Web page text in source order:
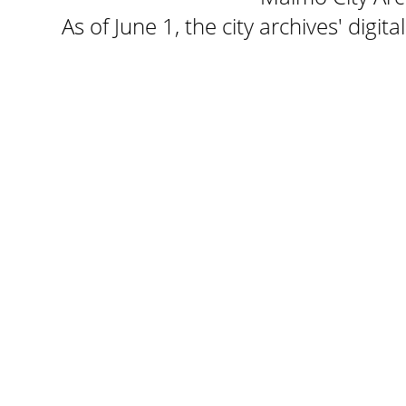
As of June 1, the city archives'